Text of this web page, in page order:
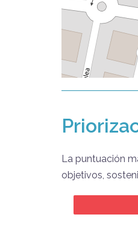
La puntuación
objetivos,